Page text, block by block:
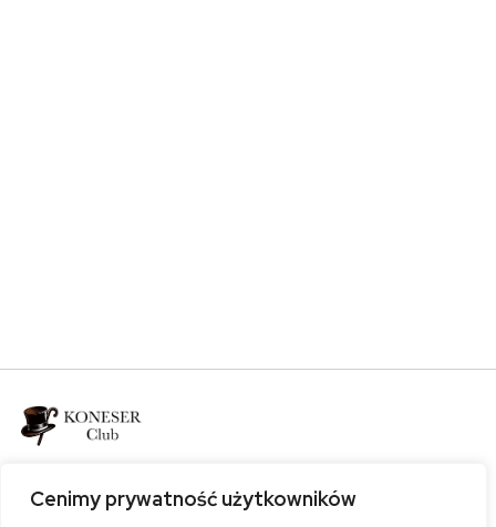
Cenimy prywatność użytkowników
Bądź z nami